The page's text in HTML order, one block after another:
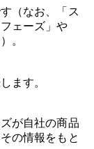
（なお、「ス
ェーズ」や
。
ます。
が自社の商品
の情報をもと